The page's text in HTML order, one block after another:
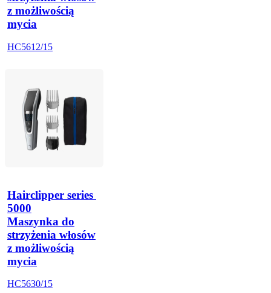
z możliwością
mycia
HC5612/15
Hairclipper series
5000
Maszynka do
strzyżenia włosów
z możliwością
mycia
HC5630/15